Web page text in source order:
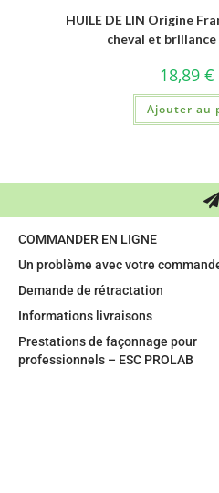
HUILE DE LIN Origine
cheval et
18,89€
Ajouter au
COMMANDER EN LIGNE
Un problème avec votre
Demande de rétractation
Informations livraisons
Prestations de façonnage pour
professionnels – ESC PROLAB